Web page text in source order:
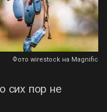
Фото wirestock на Magnific
сих пор не